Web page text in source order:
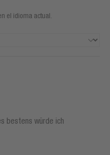
el idioma actual.
bestens würde ich